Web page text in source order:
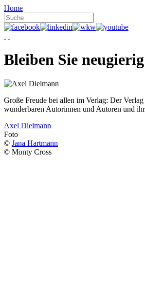
Home
Bleiben Sie
Große Freude bei allen im Verlag: Der
wunderbaren Autorinnen und Autoren und
Axel Dielmann
Foto
© Jana Hartmann
© Monty Cross